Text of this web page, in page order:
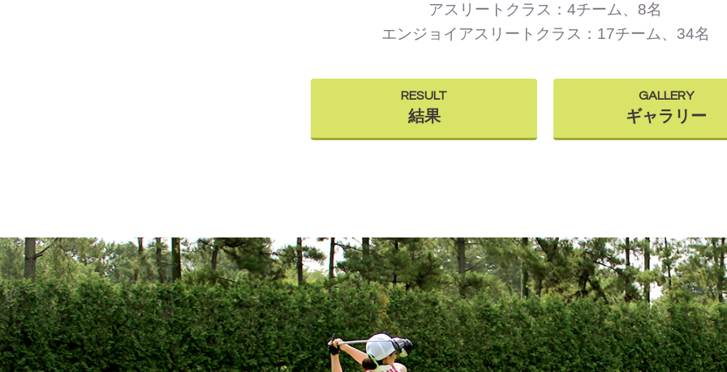
アスリートクラス：4チーム、8名
エンジョイアスリートクラス：17チーム、34名
RESULT
結果
GALLERY
ギャラリー